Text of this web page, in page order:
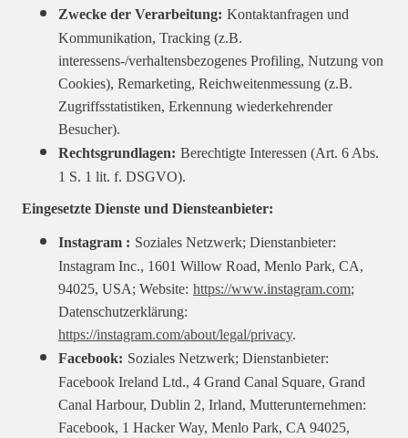
Zwecke der Verarbeitung: Kontaktanfragen und
Kommunikation, Tracking (z.B.
interessens-/verhaltensbezogenes Profiling, Nutzung von
Cookies), Remarketing, Reichweitenmessung (z.B.
Zugriffsstatistiken, Erkennung wiederkehrender
Besucher).
Rechtsgrundlagen: Berechtigte Interessen (Art. 6 Abs.
1 S. 1 lit. f. DSGVO).
Eingesetzte Dienste und Diensteanbieter:
Instagram : Soziales Netzwerk; Dienstanbieter:
Instagram Inc., 1601 Willow Road, Menlo Park, CA,
94025, USA; Website: https://www.instagram.com;
Datenschutzerklärung:
https://instagram.com/about/legal/privacy.
Facebook: Soziales Netzwerk; Dienstanbieter:
Facebook Ireland Ltd., 4 Grand Canal Square, Grand
Canal Harbour, Dublin 2, Irland, Mutterunternehmen:
Facebook, 1 Hacker Way, Menlo Park, CA 94025,